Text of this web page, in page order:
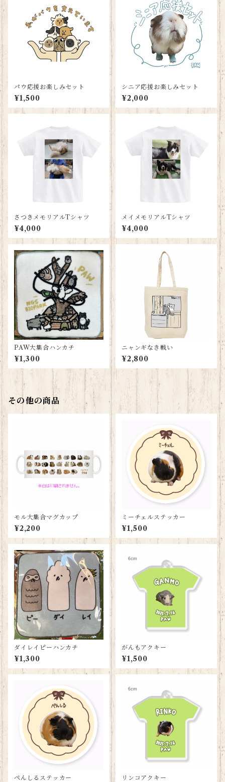
パウ応援お楽しみセット
¥1,500
シニア応援お楽しみセット
¥2,000
さつきメモリアルTシャツ
¥4,000
メイメモリアルTシャツ
¥4,000
PAW大集合ハンカチ
¥1,300
ニャンギなき戦い
¥2,800
その他の商品
モル大集合マグカップ
¥2,200
ミーチェルステッカー
¥1,500
ダイレイピーハンカチ
¥1,300
がんもアクキー
¥1,500
ぺんしるステッカー リンコアクキー